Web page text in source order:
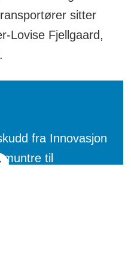
sitter
Lovise Fjellgaard,
fra Innovasjon
til